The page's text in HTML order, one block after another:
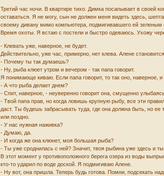
Третий час ночи. В квартире тихо. Димка посапывает в
оставаться. Я не могу, сын не должен меня видеть здесь,
своему дивану мимо компьютера, подмигивавшего ей зеленым
Время охоты. Я встаю с постели и быстро одеваюсь. Ухожу
- Клевать уже, наверное, не будет.
Действительно, уже час, примерно, нет клева. Алене
- Почему ты так думаешь?
- Ну, рыба клюет утром и вечером - так папа говорит.
Я понимающе киваю. Если папа говорит, то так оно, наверное, и
- А что рыба делает днем?
- Спит, наверное, - неуверенно говорит она, смущенно
- Твой папа прав, но когда ловишь крупную рыбу, все эти
даст. Ты будешь забрасывать туда, где она должна быть, но
или поздно.
- У нас нужная наживка?
- Думаю, да.
- И когда же она клюнет, моя большая рыба?
- Ты уже сроднилась с ней? Значит, твоя рыбина уже здесь и
В этот момент у противоположного берега озера из воды
кто-то ударил по воде доской. Я подмигиваю Алене.
- Ну вот, она пришла. Теперь будь готова. Помни, подсекать